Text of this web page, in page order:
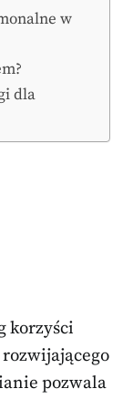
w
dla
korzyści
pozwala